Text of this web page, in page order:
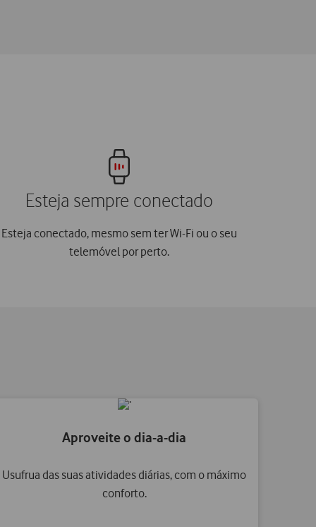
Esteja sempre conectado
Esteja conectado, mesmo sem ter Wi-Fi ou o seu
telemóvel por perto.
Aproveite o dia-a-dia
Usufrua das suas atividades diárias, com o máximo
conforto.